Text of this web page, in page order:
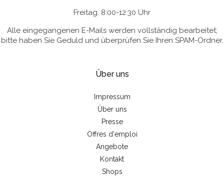
Freitag: 8:00-12:30 Uhr
Alle eingegangenen E-Mails werden vollständig bearbeitet;
bitte haben Sie Geduld und überprüfen Sie Ihren SPAM-Ordner.
Über uns
Impressum
Über uns
Presse
Offres d'emploi
Angebote
Kontakt
Shops